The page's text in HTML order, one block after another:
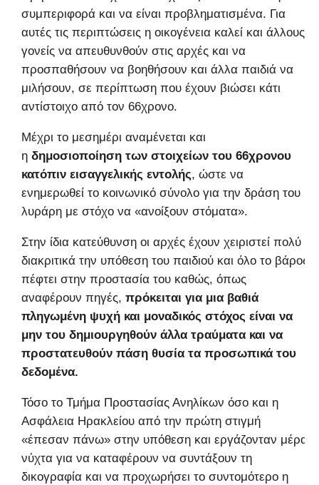
συμπεριφορά και να είναι προβληματισμένα. Για
αυτές τις περιπτώσεις η οικογένεια καλεί και άλλους
γονείς να απευθυνθούν στις αρχές και να
προσπαθήσουν να βοηθήσουν και άλλα παιδιά να
μιλήσουν, σε περίπτωση που έχουν βιώσει κάτι
αντίστοιχο από τον 66χρονο.
Μέχρι το μεσημέρι αναμένεται και
η δημοσιοποίηση των στοιχείων του 66χρονου
κατόπιν εισαγγελικής εντολής, ώστε να
ενημερωθεί το κοινωνικό σύνολο για την δράση του
λυράρη με στόχο να «ανοίξουν στόματα».
Στην ίδια κατεύθυνση οι αρχές έχουν χειριστεί πολύ
διακριτικά την υπόθεση του παιδιού και όλο το βάρος
πέφτει στην προστασία του καθώς, όπως
αναφέρουν πηγές, πρόκειται για μια βαθιά
πληγωμένη ψυχή και μοναδικός στόχος είναι να
μην του δημιουργηθούν άλλα τραύματα και να
προστατευθούν πάση θυσία τα προσωπικά του
δεδομένα.
Τόσο το Τμήμα Προστασίας Ανηλίκων όσο και η
Ασφάλεια Ηρακλείου από την πρώτη στιγμή
«έπεσαν πάνω» στην υπόθεση και εργάζονταν μέρα
νύχτα για να καταφέρουν να συντάξουν τη
δικογραφία και να προχωρήσει το συντομότερο η